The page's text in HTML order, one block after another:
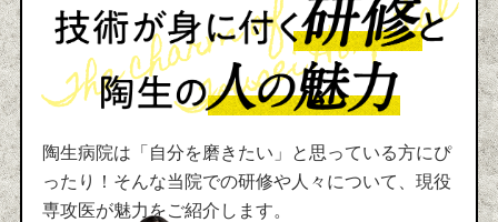
陶生病院は「自分を磨きたい」と思っている方にぴ
ったり！ そんな当院での研修や人々について、現役
専攻医が魅力をご紹介します。